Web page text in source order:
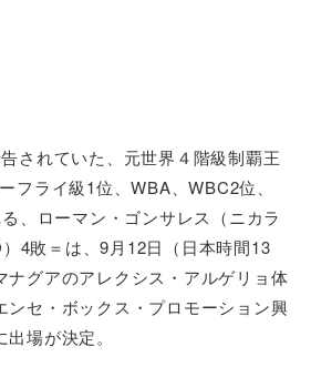
されていた、元世界４階級制覇王
フライ級1位、WBA、WBC2位、
、ローマン・ゴンサレス（ニカラ
4敗＝は、9月12日（日本時間13
ナグアのアレクシス・アルゲリョ体
ンセ・ボックス・プロモーション興
場が決定。